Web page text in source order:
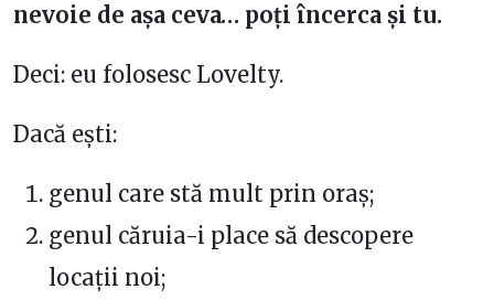
nevoie de așa ceva… poți încerca și tu.
Deci: eu folosesc Lovelty.
Dacă ești:
genul care stă mult prin oraș;
genul căruia-i place să descopere
locații noi;